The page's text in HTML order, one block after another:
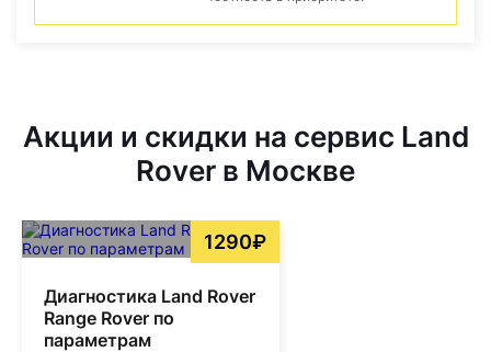
Акции и скидки на сервис Land
Rover в Москве
1290₽
Диагностика Land Rover
Range Rover по
параметрам